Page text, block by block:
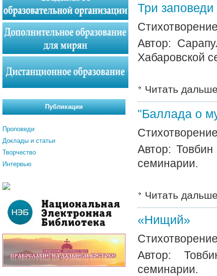
Три
Автор:
Хабаровской
Читать
"Баллада о
Автор:
семинарии.
Читать
«Нищий»
Автор:
семинарии.
Публикации
Проповеди
Доклады и статьи
Творчество
Интервью